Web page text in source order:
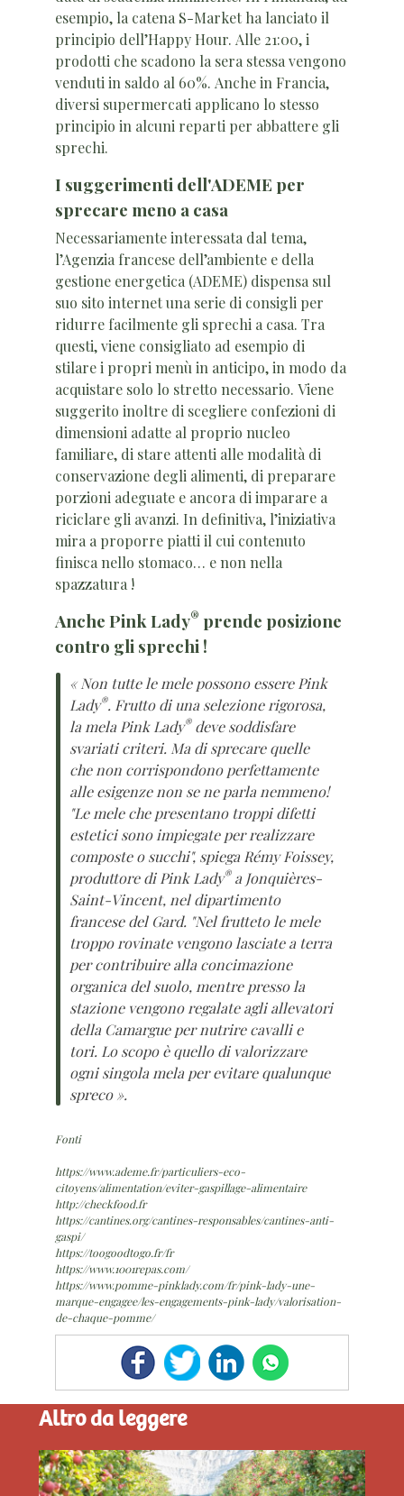
esempio, la catena S-Market ha lanciato il
principio dell’Happy Hour. Alle 21:00, i
prodotti che scadono la sera stessa vengono
venduti in saldo al 60%. Anche in Francia,
diversi supermercati applicano lo stesso
principio in alcuni reparti per abbattere gli
sprechi.
I suggerimenti dell'ADEME per
sprecare meno a casa
Necessariamente interessata dal tema,
l’Agenzia francese dell’ambiente e della
gestione energetica (ADEME) dispensa sul
suo sito internet una serie di consigli per
ridurre facilmente gli sprechi a casa. Tra
questi, viene consigliato ad esempio di
stilare i propri menù in anticipo, in modo da
acquistare solo lo stretto necessario. Viene
suggerito inoltre di scegliere confezioni di
dimensioni adatte al proprio nucleo
familiare, di stare attenti alle modalità di
conservazione degli alimenti, di preparare
porzioni adeguate e ancora di imparare a
riciclare gli avanzi. In definitiva, l’iniziativa
mira a proporre piatti il cui contenuto
finisca nello stomaco… e non nella
spazzatura !
Anche Pink Lady® prende posizione
contro gli sprechi !
« Non tutte le mele possono essere Pink
Lady®. Frutto di una selezione rigorosa,
la mela Pink Lady®deve soddisfare
svariati criteri. Ma di sprecare quelle
che non corrispondono perfettamente
alle esigenze non se ne parla nemmeno!
"Le mele che presentano troppi difetti
estetici sono impiegate per realizzare
composte o succhi", spiega Rémy Foissey,
produttore di Pink Lady®a Jonquières-
Saint-Vincent, nel dipartimento
francese del Gard. "Nel frutteto le mele
troppo rovinate vengono lasciate a terra
per contribuire alla concimazione
organica del suolo, mentre presso la
stazione vengono regalate agli allevatori
della Camargue per nutrire cavalli e
tori. Lo scopo è quello di valorizzare
ogni singola mela per evitare qualunque
spreco ».
Fonti
https://www.ademe.fr/particuliers-eco-
citoyens/alimentation/eviter-gaspillage-alimentaire
http://checkfood.fr
https://cantines.org/cantines-responsables/cantines-anti-
gaspi/
https://toogoodtogo.fr/fr
https://www.1001repas.com/
https://www.pomme-pinklady.com/fr/pink-lady-une-
marque-engagee/les-engagements-pink-lady/valorisation-
de-chaque-pomme/
Altro da leggere